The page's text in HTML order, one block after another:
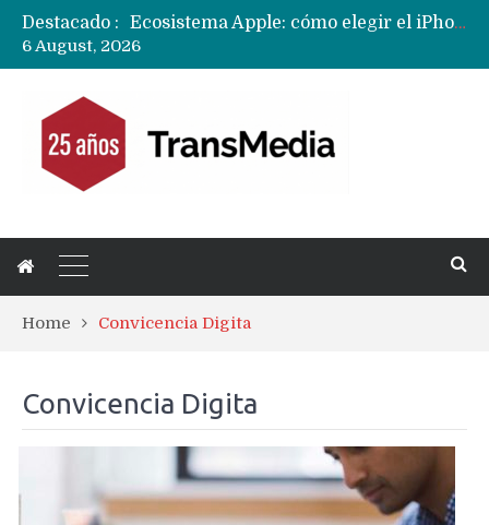
Destacado :
Ecosistema Apple: cómo elegir el iPhone según tu uso
Apple dice que más ex empleados se llevaron datos confidenciales a OpenAI
6 August, 2026
Home Convicencia Digita
Convicencia Digita